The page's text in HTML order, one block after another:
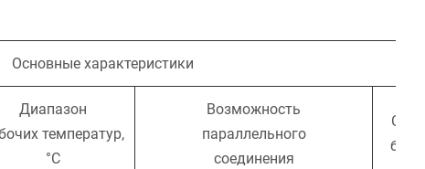
Основные характеристики
Диапазон
температур,
°С
Возможность
параллельного
соединения